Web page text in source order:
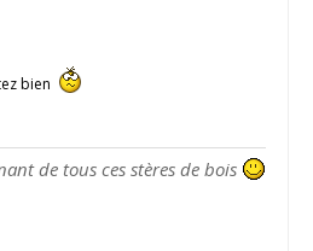
bien
de tous ces stères de bois